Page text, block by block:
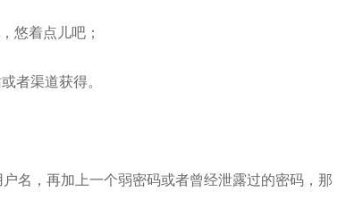
悠着点儿吧；
者渠道获得。
名，再加上一个弱密码或者曾经泄露过的密码，那